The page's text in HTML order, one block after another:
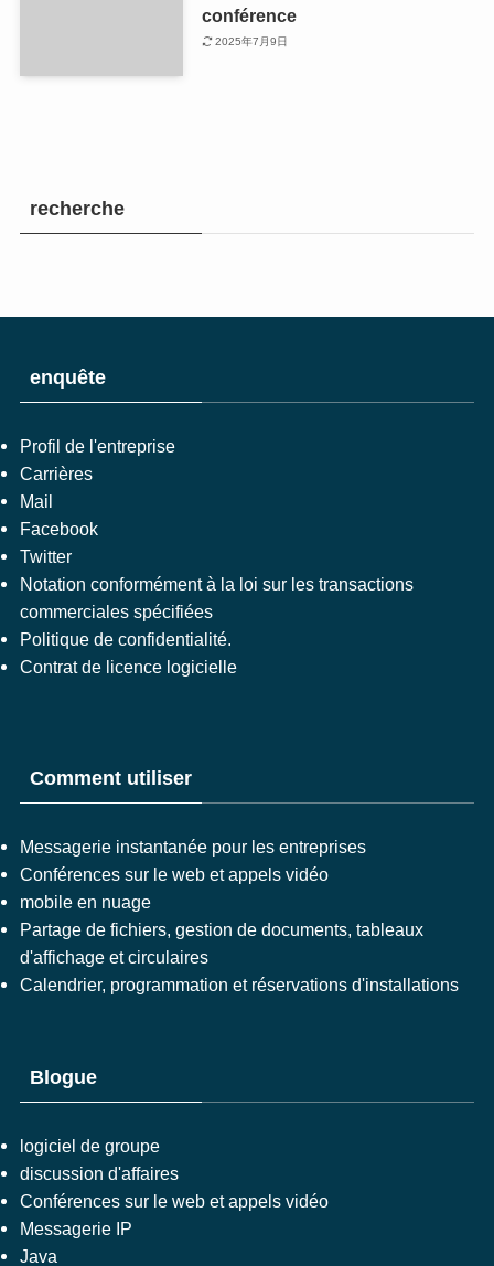
conférence
2025年7月9日
recherche
enquête
Profil de l'entreprise
Carrières
Mail
Facebook
Twitter
Notation conformément à la loi sur les transactions
commerciales spécifiées
Politique de confidentialité.
Contrat de licence logicielle
Comment utiliser
Messagerie instantanée pour les entreprises
Conférences sur le web et appels vidéo
mobile en nuage
Partage de fichiers, gestion de documents, tableaux
d'affichage et circulaires
Calendrier, programmation et réservations d'installations
Blogue
logiciel de groupe
discussion d'affaires
Conférences sur le web et appels vidéo
Messagerie IP
Java